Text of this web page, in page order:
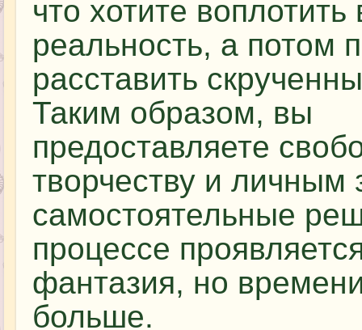
что хотите воплотить
реальность, а потом
расставить
Таким образом, вы
предоставляете
творчеству и
самостоятельные
процессе
фантазия, но
больше.